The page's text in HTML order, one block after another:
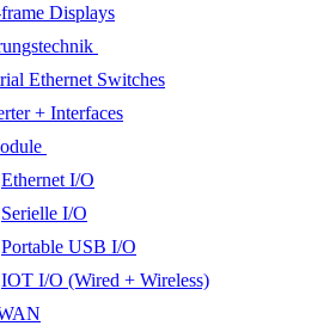
Displays
Ethernet Switches
+ Interfaces
Ethernet I/O
Serielle I/O
Portable USB I/O
IOT I/O (Wired + Wireless)